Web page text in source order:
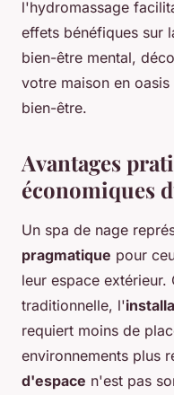
l'hydromassage
effets bénéfiques sur
bien-être mental,
votre maison en
bien-être.
Avantages
économiques
Un spa de nage
pragmatique pour
leur espace extérieur.
traditionnelle, l'
requiert moins de
environnements plus
d'espace n'est pas